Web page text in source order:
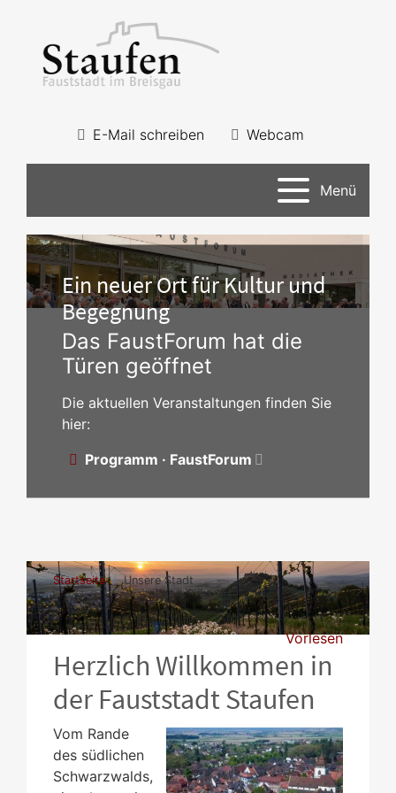
E-Mail schreiben Webcam
Menü
Ein neuer Ort für Kultur und
Begegnung
Das FaustForum hat die
Türen geöffnet
Die aktuellen Veranstaltungen finden Sie
hier:
Programm · FaustForum
Startseite Unsere Stadt
Vorlesen
Herzlich Willkommen in
der Fauststadt Staufen
Vom Rande
des südlichen
Schwarzwalds,